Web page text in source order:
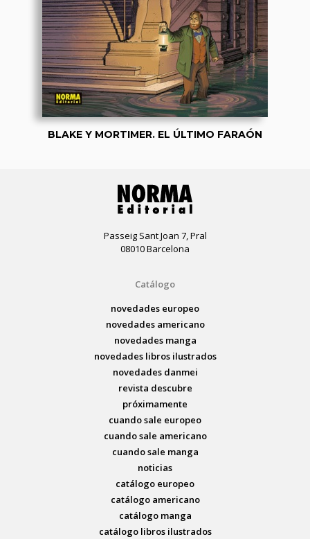
BLAKE Y MORTIMER. EL ÚLTIMO FARAÓN
Passeig Sant Joan 7, Pral
08010 Barcelona
Catálogo
novedades europeo
novedades americano
novedades manga
novedades libros ilustrados
novedades danmei
revista descubre
próximamente
cuando sale europeo
cuando sale americano
cuando sale manga
noticias
catálogo europeo
catálogo americano
catálogo manga
catálogo libros ilustrados